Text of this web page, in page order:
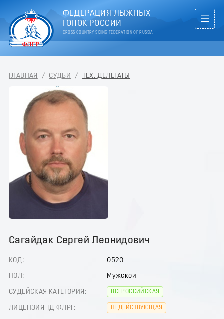
ФЕДЕРАЦИЯ ЛЫЖНЫХ
ГОНОК РОССИИ
CROSS COUNTRY SKIING FEDERATION OF RUSSIA
ГЛАВНАЯ / СУДЬИ / ТЕХ. ДЕЛЕГАТЫ
Сагайдак Сергей Леонидович
КОД: 0520
ПОЛ: Мужской
СУДЕЙСКАЯ КАТЕГОРИЯ: ВСЕРОССИЙСКАЯ
ЛИЦЕНЗИЯ ТД ФЛРГ: НЕДЕЙСТВУЮЩАЯ